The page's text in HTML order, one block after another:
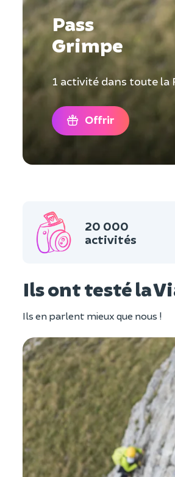
Pass
Grimpe
1 activité dans toute la
Offrir
20 000
activités
Ils ont testé la
Ils en parlent mieux que nous !